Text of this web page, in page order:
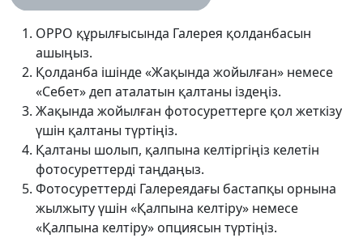
OPPO құрылғысында Галерея қолданбасын
ашыңыз.
Қолданба ішінде «Жақында жойылған» немесе
«Себет» деп аталатын қалтаны іздеңіз.
Жақында жойылған фотосуреттерге қол жеткізу
үшін қалтаны түртіңіз.
Қалтаны шолып, қалпына келтіргіңіз келетін
фотосуреттерді таңдаңыз.
Фотосуреттерді Галереядағы бастапқы орнына
жылжыту үшін «Қалпына келтіру» немесе
«Қалпына келтіру» опциясын түртіңіз.